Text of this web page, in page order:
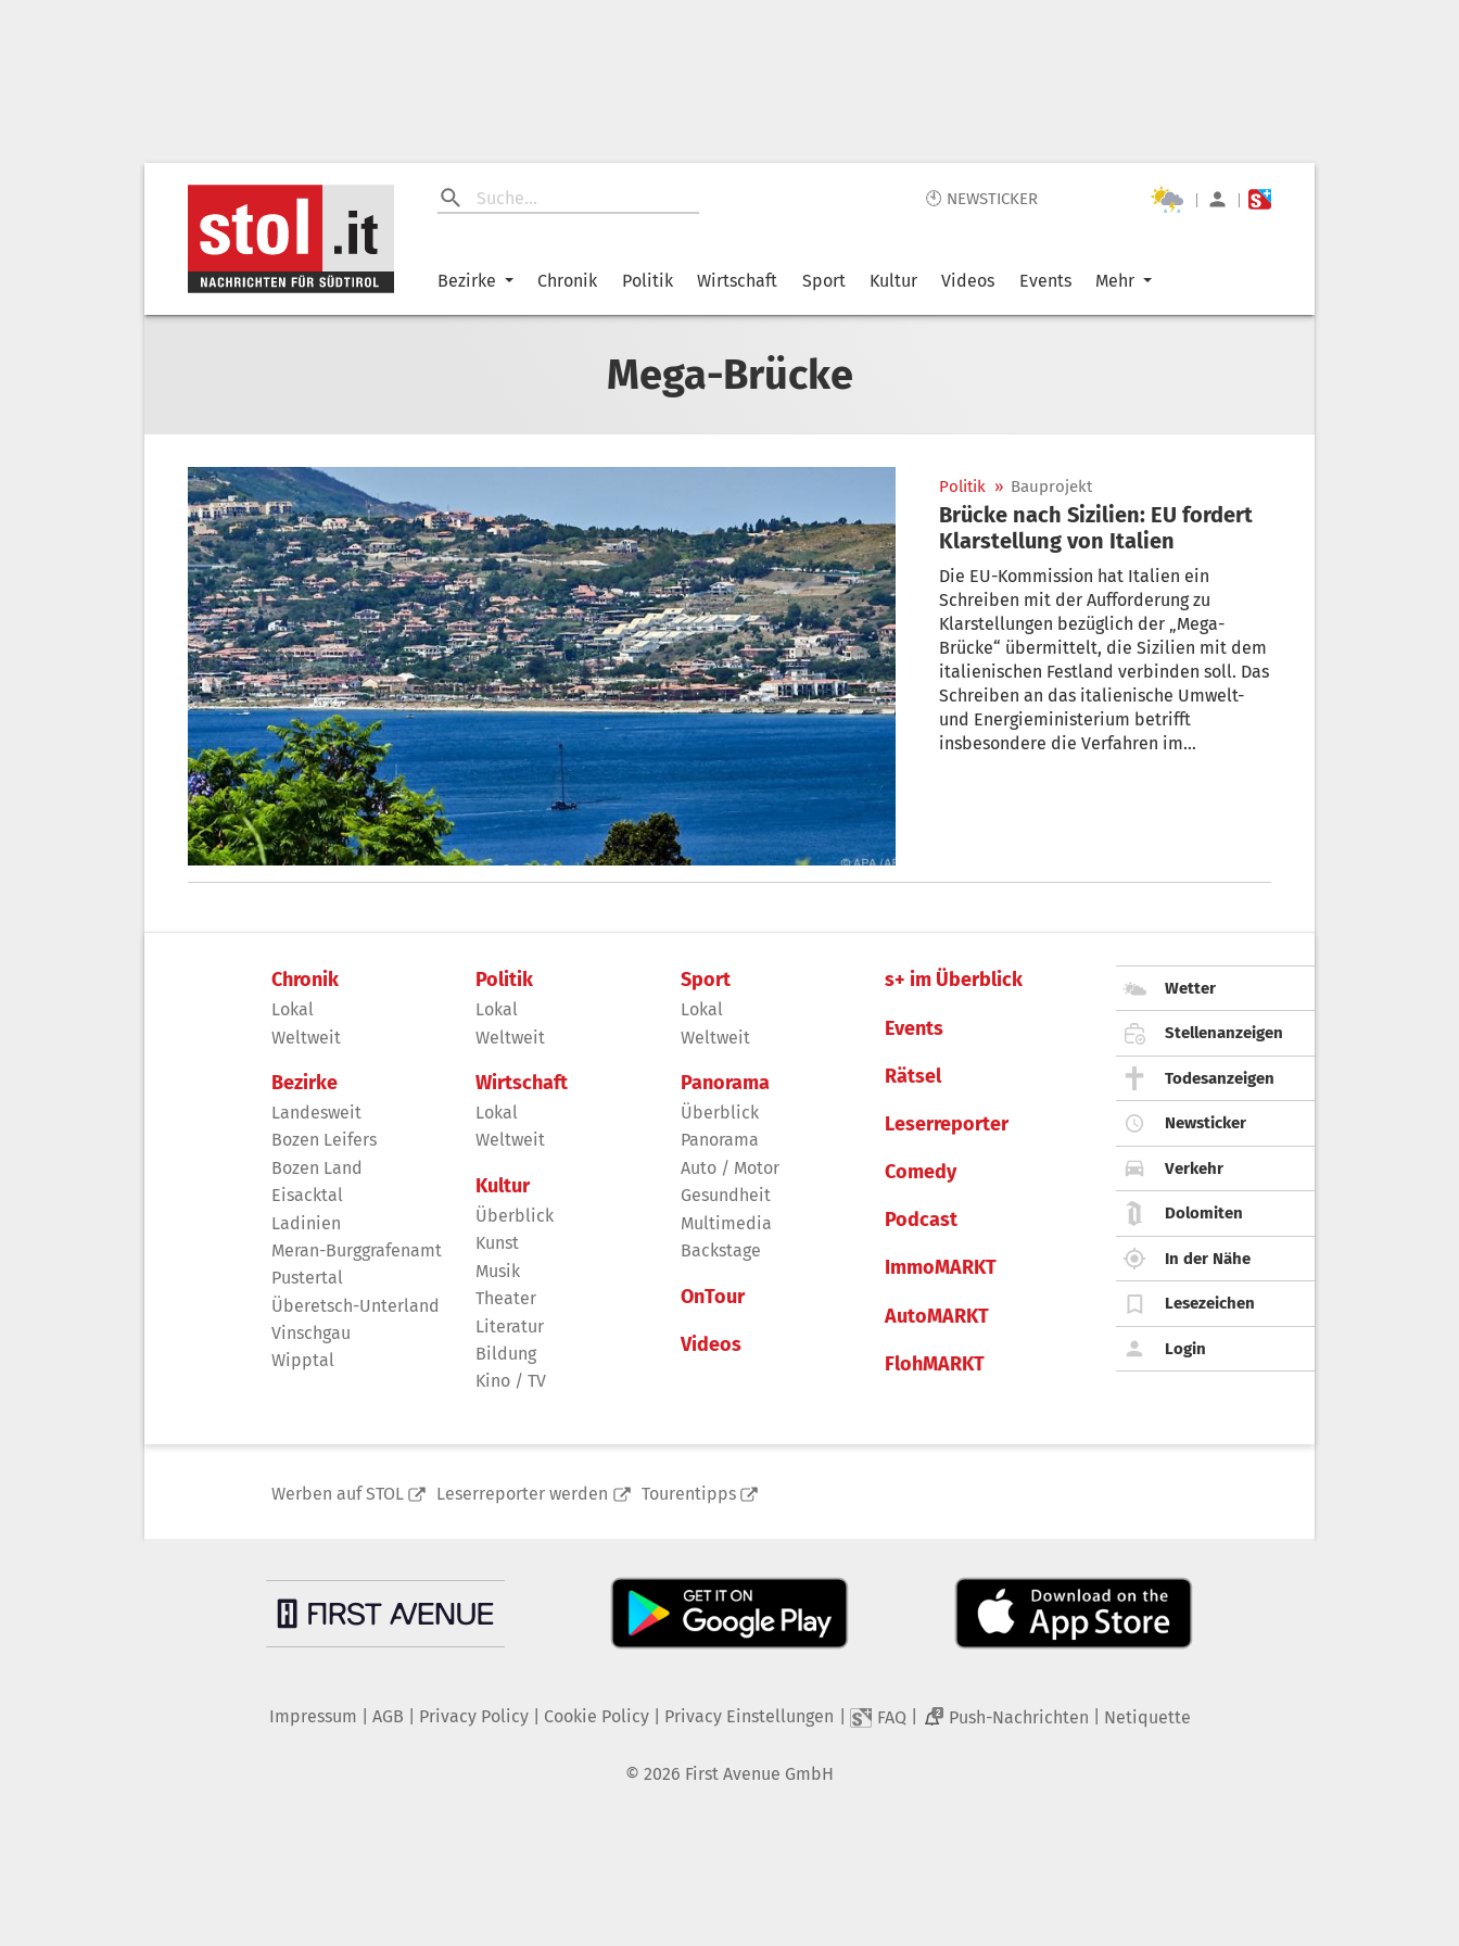
🕙 NEWSTICKER | |
Bezirke Chronik Politik Wirtschaft Sport Kultur Videos Events Mehr
Mega-Brücke
Politik » Bauprojekt
Brücke nach Sizilien: EU fordert
Klarstellung von Italien
Die EU-Kommission hat Italien ein
Schreiben mit der Aufforderung zu
Klarstellungen bezüglich der „Mega-
Brücke“ übermittelt, die Sizilien mit dem
italienischen Festland verbinden soll. Das
Schreiben an das italienische Umwelt-
und Energieministerium betrifft
insbesondere die Verfahren im
Chronik
Lokal
Weltweit
Bezirke
Landesweit
Bozen Leifers
Bozen Land
Eisacktal
Ladinien
Meran-Burggrafenamt
Pustertal
Überetsch-Unterland
Vinschgau
Wipptal
Politik
Lokal
Weltweit
Wirtschaft
Lokal
Weltweit
Kultur
Überblick
Kunst
Musik
Theater
Literatur
Bildung
Kino / TV
Sport
Lokal
Weltweit
Panorama
Überblick
Panorama
Auto / Motor
Gesundheit
Multimedia
Backstage
OnTour
Videos
s+ im Überblick
Events
Rätsel
Leserreporter
Comedy
Podcast
ImmoMARKT
AutoMARKT
FlohMARKT
Wetter
Stellenanzeigen
Todesanzeigen
Newsticker
Verkehr
Dolomiten
In der Nähe
Lesezeichen
Login
Werben auf STOL Leserreporter werden Tourentipps
Impressum AGB Privacy Policy| Cookie Policy| Privacy Einstellungen FAQ 2 Push-Nachrichten Netiquette
© 2026 First Avenue GmbH